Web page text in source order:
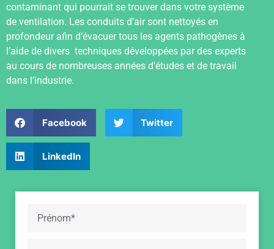
contaminant qui pourrait se trouver dans votre système
de ventilation. Les conduits d’air sont nettoyés en
profondeur afin d’évacuer tous les agents pathogènes à
l’aide de divers techniques développées par des experts
au cours de nombreuses années d’études et de travail
dans l’industrie.
Facebook Twitter
LinkedIn